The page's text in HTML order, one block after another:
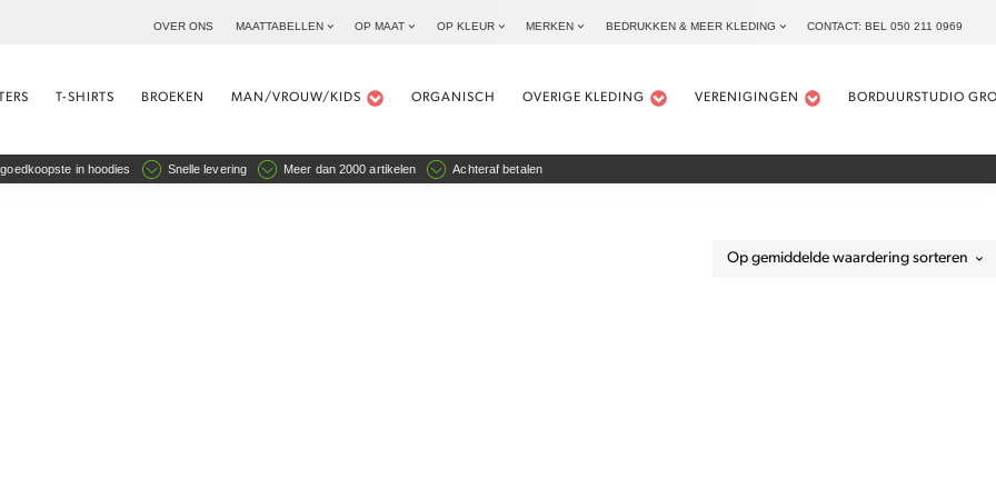
OVER ONS MAATTABELLEN OP MAAT OP KLEUR MERKEN BEDRUKKEN & MEER KLEDING CONTACT: BEL 050 211 0969
T-SHIRTS BROEKEN MAN/VROUW/KIDS ORGANISCH OVERIGE KLEDING VERENIGINGEN BORDUURSTUDIO
in hoodies Snelle levering Meer dan 2000 artikelen Achteraf betalen